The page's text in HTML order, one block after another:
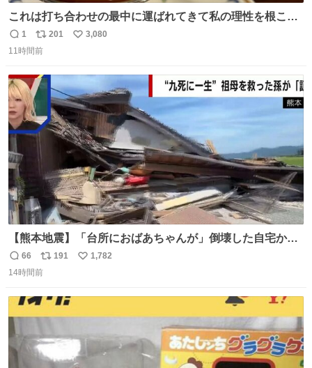
これは打ち合わせの最中に運ばれてきて私の理性を根こそ
ぎ奪い去ったプリンの写真です。
返
信
1
リ
ポ
ト
数
201
い
数
3,080
11時間前
【熊本地震】「台所におばあちゃんが」倒壊した自宅から
孫が救出 地震発生時、台所で夕食の準備をしていた祖母の
「助けて」という声。祖母を背負い、助け出した孫が「命
返
信
66
リ
ポ
ト
数
191
い
1,782
14時間前